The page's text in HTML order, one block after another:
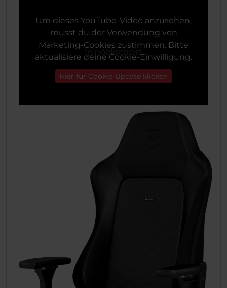
Um dieses YouTube-Video anzusehen,
musst du der Verwendung von
Marketing-Cookies zustimmen. Bitte
aktualisiere deine Cookie-Einwilligung.
Hier für Cookie-Update klicken